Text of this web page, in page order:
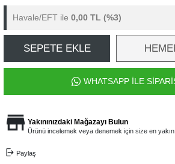
Havale/EFT ile 0,00 TL (%3)
SEPETE EKLE
WHATSAPP İLE
Yakınınızdaki Mağazayı Bulun
Ürünü incelemek veya denemek için size en yakın
Paylaş